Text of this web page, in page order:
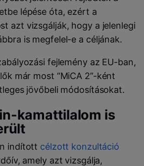
lépése óta, ezért a
azt vizsgálják, hogy a jelenlegi
is megfelel-e a céljának.
fejlemény az EU-ban,
már most “MiCA 2”-ként
jövőbeli módosításokat.
kamattilalom is
indított célzott konzultáció
amely azt vizsgálja,